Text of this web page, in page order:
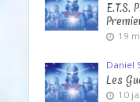
E.T.S.
19
Daniel
Les
10